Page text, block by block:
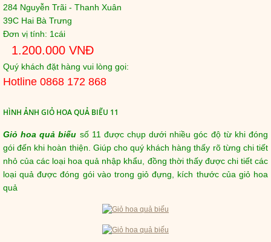
284 Nguyễn Trãi - Thanh Xuân
39C Hai Bà Trưng
Đơn vị tính: 1cái
1.200.000 VNĐ
Quý khách đặt hàng vui lòng gọi:
Hotline 0868 172 868
HÌNH ẢNH GIỎ HOA QUẢ BIẾU 11
Giỏ hoa quả biếu số 11 được chụp dưới nhiều góc độ từ khi đóng
gói đến khi hoàn thiện. Giúp cho quý khách hàng thấy rõ từng chi tiết
nhỏ của các loại hoa quả nhập khẩu, đồng thời thấy được chi tiết các
loại quả được đóng gói vào trong giỏ đựng, kích thước của giỏ hoa
quả